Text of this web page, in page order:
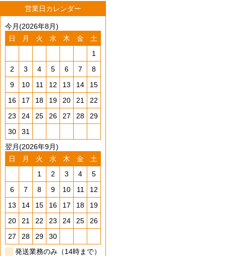
営業日カレンダー
今月(2026年8月)
日
月 火 水 木 金
土
1
2
3 4 5 6 7
8
9
10 11 12 13 14
15
16
17 18 19 20 21
22
23
24 25 26 27 28
29
30
31
翌月(2026年9月)
日
月 火 水 木 金
土
1
2 3 4
5
6
7 8 9 10 11
12
13
14 15 16 17 18
19
20
21 22 23 24 25
26
27
28 29
30
発送業務のみ（14時まで）